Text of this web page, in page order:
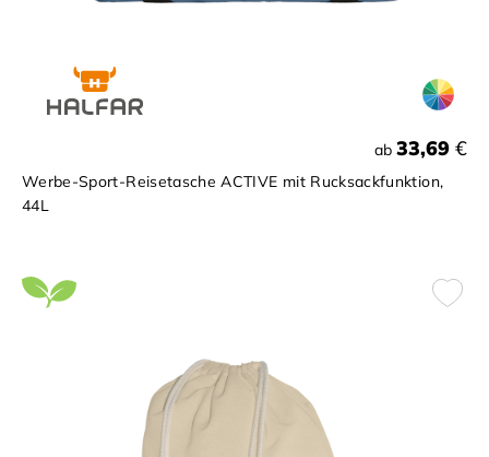
ab 33,69 €
Werbe-Sport-Reisetasche ACTIVE mit Rucksackfunktion,
44L